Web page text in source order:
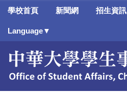
跳
主
容
區
學校首頁 新聞網 招生資訊
Language▼